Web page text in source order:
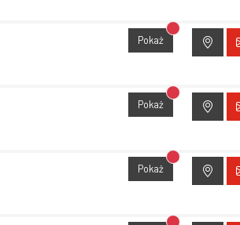
Pokaż Brak dostępu
Pokaż Brak dostępu
Pokaż Brak dostępu